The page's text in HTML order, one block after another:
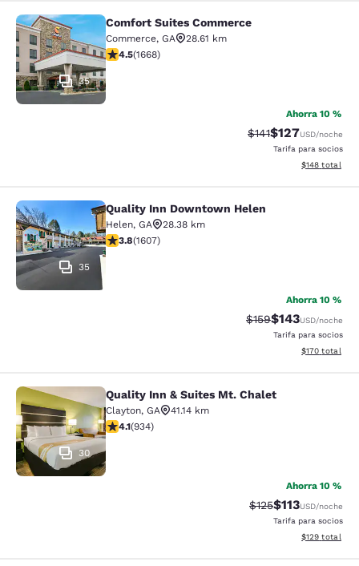
Comfort Suites Commerce
35
Comfort Suites Commerce
Commerce, GA
28.61 km
calificación de 4.55 estrellas. Excelente. 1668 reseñas
4.5(1668)
Ahorra 10 %
Precio tachado:
$141Precio con
$127USD/noche
Tarifa para socios
Ver detalles
$148 total
Quality Inn Downtown Helen
35
Quality Inn Downtown Helen
Helen, GA
28.38 km
calificación de 3.79 estrellas. Bueno. 1607 reseñas
3.8(1607)
Ahorra 10 %
Precio tachado:
$159Precio con
$143USD/noche
Tarifa para socios
Ver detalles
$170 total
Quality Inn & Suites Mt. Chalet
30
Quality Inn & Suites Mt. Chalet
Clayton, GA
41.14 km
calificación de 4.06 estrellas. Muy bueno. 934 reseñas
4.1(934)
Ahorra 10 %
Precio tachado:
$125Precio con
$113USD/noche
Tarifa para socios
Ver detalles
$129 total